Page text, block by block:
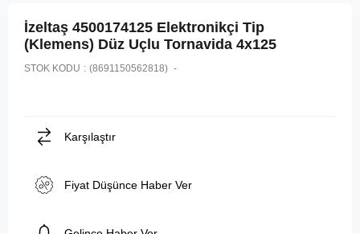
İzeltaş 4500174125 Elektronikçi Tip
(Klemens) Düz Uçlu Tornavida 4x125
STOK KODU (8691150562818)
Karşılaştır
Fiyat Düşünce Haber Ver